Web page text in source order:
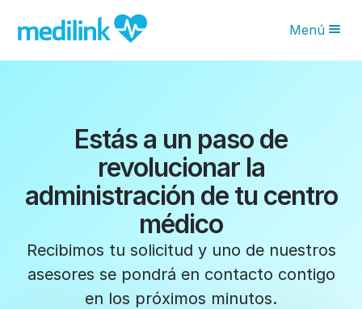
Planes
¿Por qué Medilink?
Blog
Solicita tu asesoría
Menú
Estás a un paso de
revolucionar la
administración de tu centro
médico
Recibimos tu solicitud y uno de nuestros
asesores se pondrá en contacto contigo
en los próximos minutos.